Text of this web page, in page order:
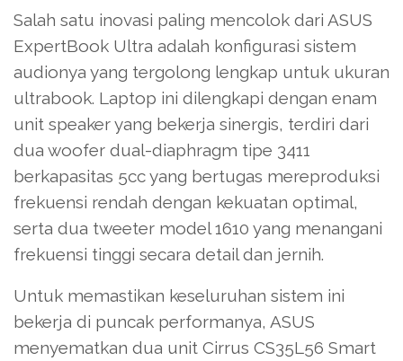
Salah satu inovasi paling mencolok dari ASUS
ExpertBook Ultra adalah konfigurasi sistem
audionya yang tergolong lengkap untuk ukuran
ultrabook. Laptop ini dilengkapi dengan enam
unit speaker yang bekerja sinergis, terdiri dari
dua woofer dual-diaphragm tipe 3411
berkapasitas 5cc yang bertugas mereproduksi
frekuensi rendah dengan kekuatan optimal,
serta dua tweeter model 1610 yang menangani
frekuensi tinggi secara detail dan jernih.
Untuk memastikan keseluruhan sistem ini
bekerja di puncak performanya, ASUS
menyematkan dua unit Cirrus CS35L56 Smart